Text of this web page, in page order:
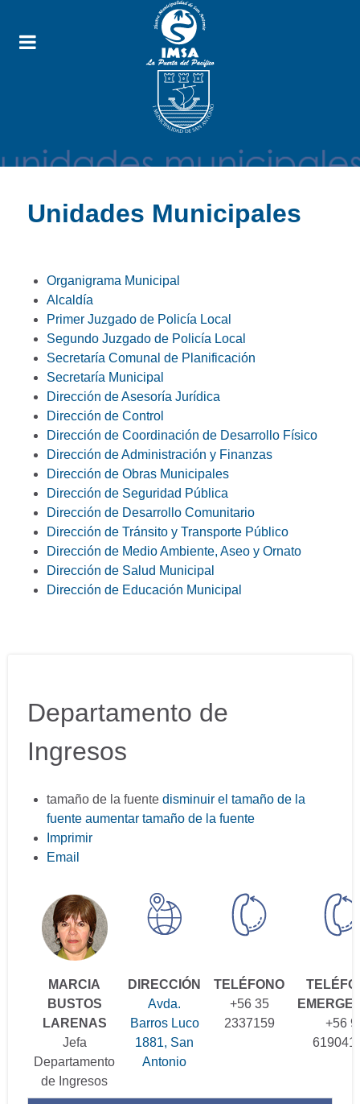
Unidades Municipales
Organigrama Municipal
Alcaldía
Primer Juzgado de Policía Local
Segundo Juzgado de Policía Local
Secretaría Comunal de Planificación
Secretaría Municipal
Dirección de Asesoría Jurídica
Dirección de Control
Dirección de Coordinación de Desarrollo Físico
Dirección de Administración y Finanzas
Dirección de Obras Municipales
Dirección de Seguridad Pública
Dirección de Desarrollo Comunitario
Dirección de Tránsito y Transporte Público
Dirección de Medio Ambiente, Aseo y Ornato
Dirección de Salud Municipal
Dirección de Educación Municipal
Departamento de
Ingresos
tamaño de la fuente disminuir el tamaño de la
fuente aumentar tamaño de la fuente
Imprimir
Email
MARCIA
BUSTOS
LARENAS
Jefa
Departamento
de Ingresos
DIRECCIÓN
Avda.
Barros Luco
1881, San
Antonio
TELÉFONO
+56 35
2337159
+56 9